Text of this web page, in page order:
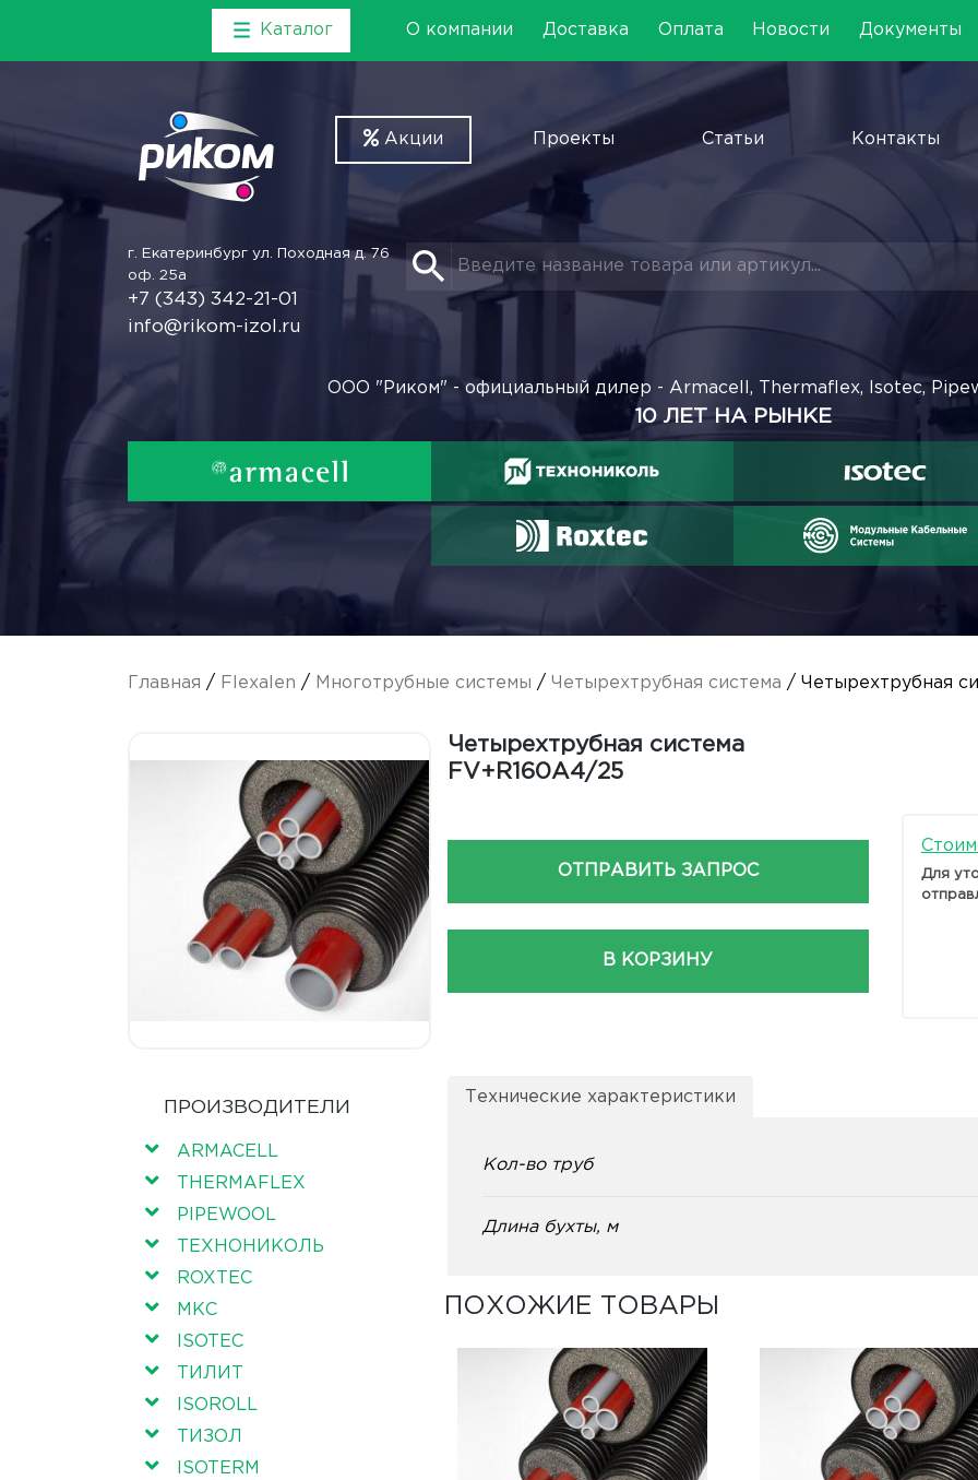
Каталог О компании Доставка Оплата Новости Документы
Акции Проекты Статьи Контакты
г. Екатеринбург ул. Походная д. 76
оф. 25а
+7 (343) 342-21-01
info@rikom-izol.ru
ООО "Риком" - официальный дилер - Armacell, Thermaflex, Isotec,
10 ЛЕТ НА РЫНКЕ
Главная / Flexalen / Многотрубные системы / Четырехтрубная система / Четырехтрубная
Четырехтрубная система
FV+R160A4/25
ОТПРАВИТЬ ЗАПРОС
В КОРЗИНУ
Для
ПРОИЗВОДИТЕЛИ
ARMACELL
THERMAFLEX
PIPEWOOL
ТЕХНОНИКОЛЬ
ROXTEC
МКС
ISOTEC
ТИЛИТ
ISOROLL
ТИЗОЛ
ISOTERM
Технические характеристики
Кол-во труб
Длина бухты, м
ПОХОЖИЕ ТОВАРЫ